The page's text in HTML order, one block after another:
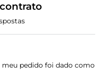
meu pedido foi dado como